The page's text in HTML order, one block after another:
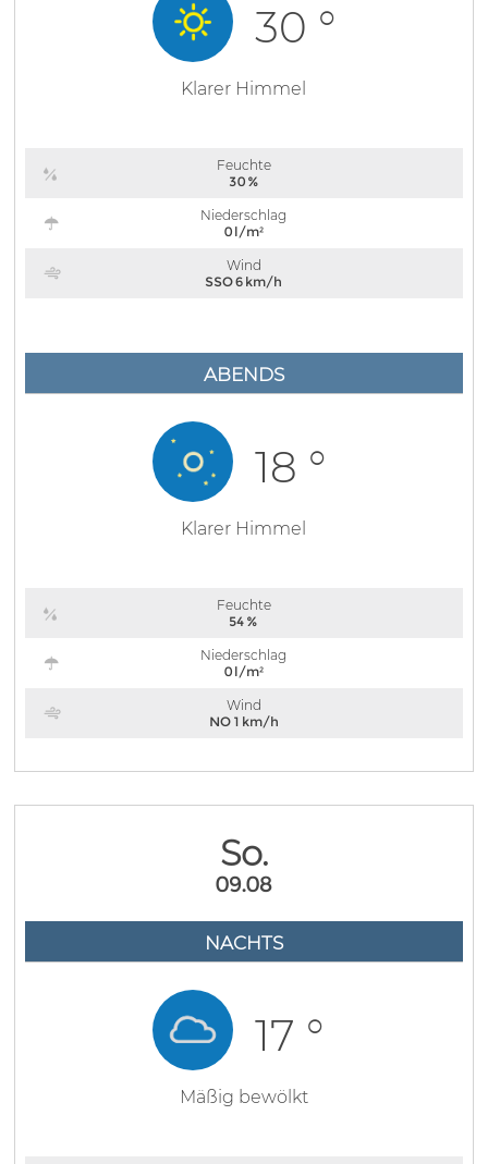
30 °
Klarer Himmel
Feuchte
30 %
Niederschlag
0 l/m²
Wind
SSO 6 km/h
ABENDS
18 °
Klarer Himmel
Feuchte
54 %
Niederschlag
0 l/m²
Wind
NO 1 km/h
So.
09.08
NACHTS
17 °
Mäßig bewölkt